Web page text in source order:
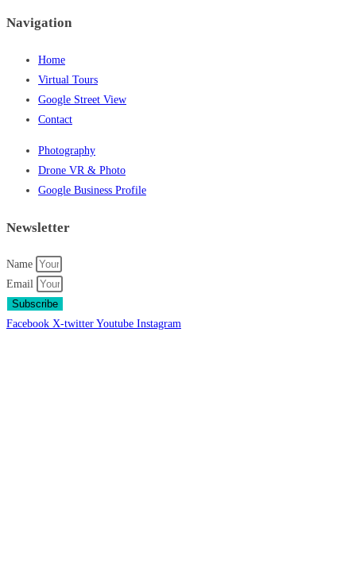
Navigation
Home
Virtual Tours
Google Street View
Contact
Photography
Drone VR & Photo
Google Business Profile
Newsletter
Name
Email
Subscribe
Facebook X-twitter Youtube Instagram